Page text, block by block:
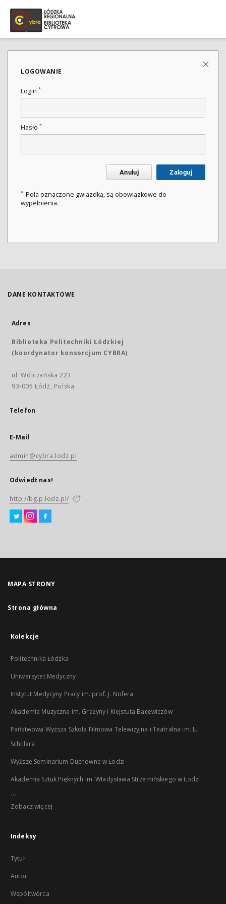
LOGOWANIE
Login *
Hasło *
Anuluj Zaloguj
* Pola oznaczone gwiazdką, są obowiązkowe do
wypełnienia.
DANE KONTAKTOWE
Adres
Biblioteka Politechniki Łódzkiej
(koordynator konsorcjum CYBRA)
ul. Wólczańska 223
93-005 Łódź, Polska
Telefon
E-Mail
admin@cybra.lodz.pl
Odwiedź nas!
http://bg.p.lodz.pl/
MAPA STRONY
Strona główna
Kolekcje
Politechnika Łódzka
Uniwersytet Medyczny
Instytut Medycyny Pracy im. prof. J. Nofera
Akademia Muzyczna im. Grażyny i Kiejstuta Bacewiczów
Państwowa Wyższa Szkoła Filmowa Telewizyjna i Teatralna im. L.
Schillera
Wyższe Seminarium Duchowne w Łodzi
Akademia Sztuk Pięknych im. Władysława Strzemińskiego w Łodzi
...
Zobacz więcej
Indeksy
Tytuł
Autor
Współtwórca